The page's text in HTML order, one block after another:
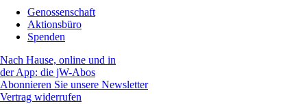
Genossenschaft
Aktionsbüro
Spenden
Nach Hause, online und in
der App: die jW-Abos
Abonnieren Sie unsere Newsletter
Vertrag widerrufen